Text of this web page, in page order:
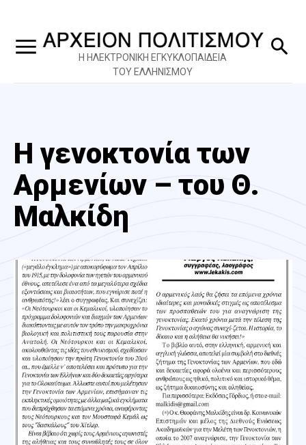
Η ΗΛΕΚΤΡΟΝΙΚΗ ΕΓΚΥΚΛΟΠΑΙΔΕΙΑ
ΤΟΥ ΕΛΛΗΝΙΣΜΟΥ
Η γενοκτονία των
Αρμενίων – του Θ.
Μαλκίδη